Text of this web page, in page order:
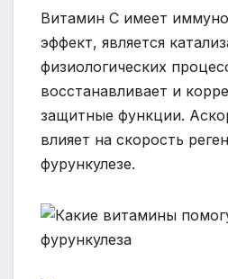
Витамин С имеет
эффект, является
физиологических
восстанавливает и
защитные функции.
влияет на скорость
фурункулезе.